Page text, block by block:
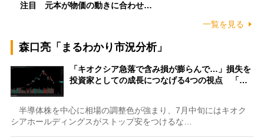
注目 元本が物価の動きに合わせ…
一覧を見る
森口亮「まるわかり市況分析」
「キオクシア急落で含み損が膨らんで…」損失を
投資家としての成長につなげる4つの視点 「…
半導体株を中心に相場の調整色が強まり、7月中旬にはキオク
シアホールディングスがストップ安をつけるな…